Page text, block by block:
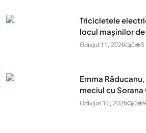
Tricicletele
locul mașinilor
OdixJul 11, 2026 0 5
Emma
meciul cu Sorana
OdixJun 10, 2026 0 9